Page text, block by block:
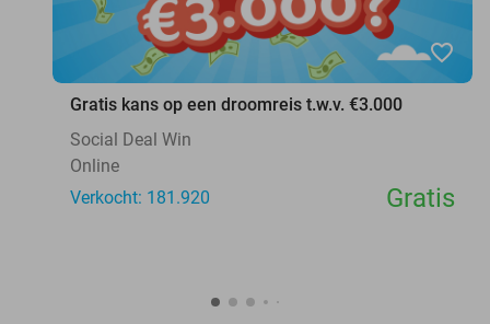
favorite_border
Gratis kans op een droomreis t.w.v. €3.000
Social Deal Win
Online
Verkocht: 181.920
Gratis